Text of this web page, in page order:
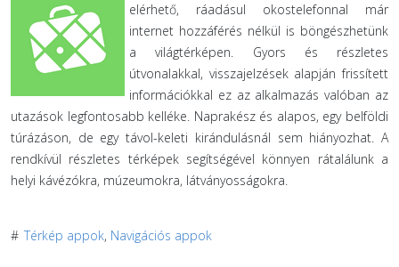
elérhető, ráadásul okostelefonnal már
internet hozzáférés nélkül is böngészhetünk
a világtérképen. Gyors és részletes
útvonalakkal, visszajelzések alapján frissített
információkkal ez az alkalmazás valóban az
utazások legfontosabb kelléke. Naprakész és alapos, egy belföldi
túrázáson, de egy távol-keleti kirándulásnál sem hiányozhat. A
rendkívül részletes térképek segítségével könnyen rátalálunk a
helyi kávézókra, múzeumokra, látványosságokra.
# Térkép appok, Navigációs appok